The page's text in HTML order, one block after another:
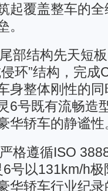
起覆盖整车的
。
部结构先天短
环”结构，完成
身整体刚性的
6号既有流畅造
华轿车的静谧性
格遵循ISO
号以131km/h
华轿车行业纪